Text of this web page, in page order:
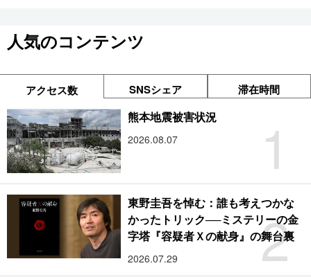
人気のコンテンツ
アクセス数 SNSシェア 滞在時間
1
熊本地震被害状況
2026.08.07
2
東野圭吾を悼む：誰も考えつかな
かったトリック──ミステリーの金
字塔『容疑者Ｘの献身』の舞台裏
2026.07.29